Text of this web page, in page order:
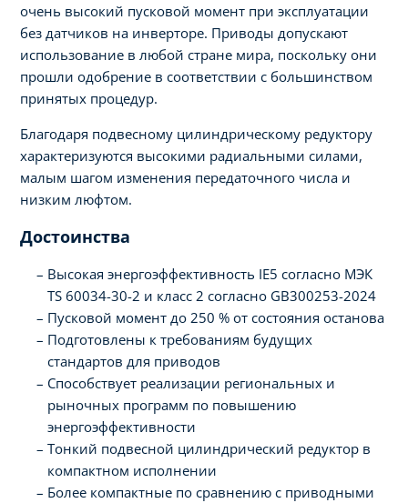
очень высокий пусковой момент при эксплуатации
без датчиков на инверторе. Приводы допускают
использование в любой стране мира, поскольку они
прошли одобрение в соответствии с большинством
принятых процедур.
Благодаря подвесному цилиндрическому редуктору
характеризуются высокими радиальными силами,
малым шагом изменения передаточного числа и
низким люфтом.
Достоинства
Высокая энергоэффективность IE5 согласно МЭК
TS 60034-30-2 и класс 2 согласно GB300253-2024
Пусковой момент до 250 % от состояния останова
Подготовлены к требованиям будущих
стандартов для приводов
Способствует реализации региональных и
рыночных программ по повышению
энергоэффективности
Тонкий подвесной цилиндрический редуктор в
компактном исполнении
Более компактные по сравнению с приводными